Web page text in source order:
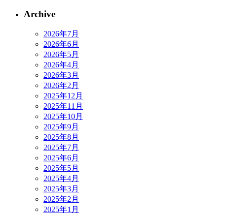
Archive
2026年7月
2026年6月
2026年5月
2026年4月
2026年3月
2026年2月
2025年12月
2025年11月
2025年10月
2025年9月
2025年8月
2025年7月
2025年6月
2025年5月
2025年4月
2025年3月
2025年2月
2025年1月